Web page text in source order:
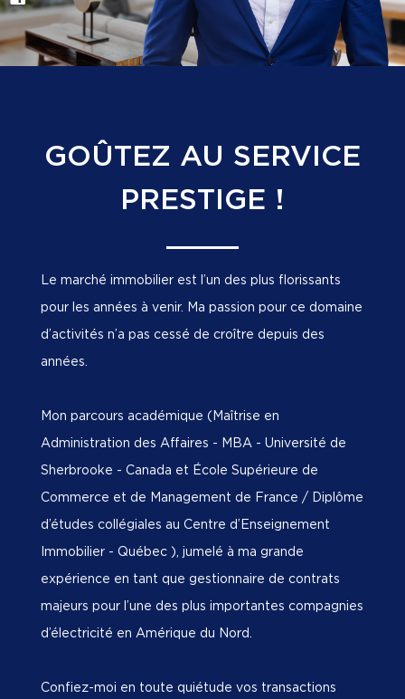
GOÛTEZ AU SERVICE
PRESTIGE !
Le marché immobilier est l’un des plus florissants
pour les années à venir. Ma passion pour ce domaine
d’activités n’a pas cessé de croître depuis des
années.
Mon parcours académique (Maîtrise en
Administration des Affaires - MBA - Université de
Sherbrooke - Canada et École Supérieure de
Commerce et de Management de France / Diplôme
d’études collégiales au Centre d’Enseignement
Immobilier - Québec ), jumelé à ma grande
expérience en tant que gestionnaire de contrats
majeurs pour l’une des plus importantes compagnies
d’électricité en Amérique du Nord.
Confiez-moi en toute quiétude vos transactions